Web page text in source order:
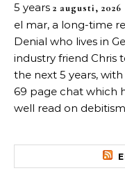
5 years 2 augusti, 2026
el mar, a long-time
Denial who lives in
industry friend Chris
the next 5 years,
69 page chat which
well read on